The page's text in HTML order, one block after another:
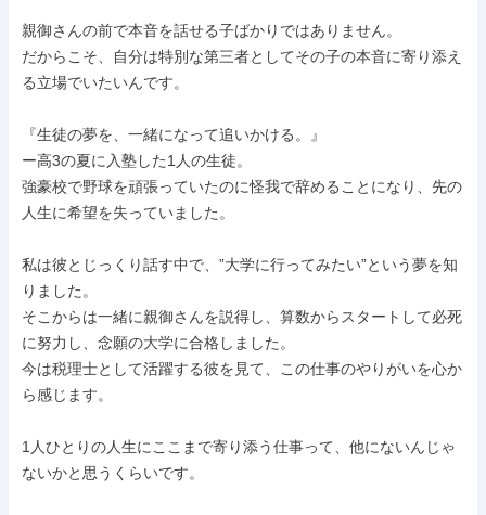
親御さんの前で本音を話せる子ばかりではありません。
だからこそ、自分は特別な第三者としてその子の本音に寄り添え
る立場でいたいんです。
『生徒の夢を、一緒になって追いかける。』
ー高3の夏に入塾した1人の生徒。
強豪校で野球を頑張っていたのに怪我で辞めることになり、先の
人生に希望を失っていました。
私は彼とじっくり話す中で、”大学に行ってみたい”という夢を知
りました。
そこからは一緒に親御さんを説得し、算数からスタートして必死
に努力し、念願の大学に合格しました。
今は税理士として活躍する彼を見て、この仕事のやりがいを心か
ら感じます。
1人ひとりの人生にここまで寄り添う仕事って、他にないんじゃ
ないかと思うくらいです。